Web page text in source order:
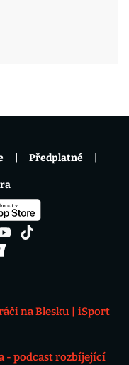
na Blesku
iSport
- podcast rozbíjející
Předplatné